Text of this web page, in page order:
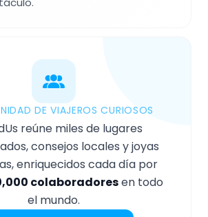
DE VIAJEROS CURIOSOS
reúne miles de lugares
consejos locales y joyas
enriquecidos cada día por
colaboradoresen todo
el mundo.